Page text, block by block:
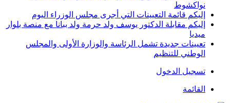
نواكشوط
إليكم قائمة التعيينات التي أجرى مجلس الوزراء اليوم
إليكم مقابلة الدكتور يوسف ولد حرمة ولد ببانا مع منصة بلوار
ميديا
تعيينات جديدة تشمل الرئاسة والوزارة الأولى والمجلس
الوطني للتنظيم
تسجيل الدخول
القائمة